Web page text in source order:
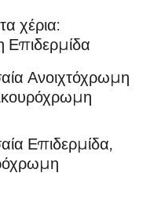
χέρια:
Επιδερμίδα
Ανοιχτόχρωμη
Επιδερμίδα,